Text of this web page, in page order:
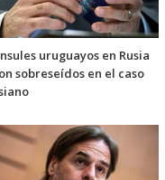
uruguayos en Rusia
sobreseídos en el caso